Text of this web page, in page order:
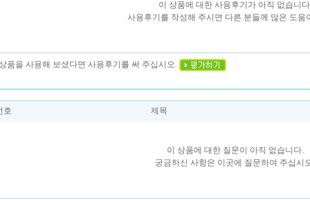
이 상품에 대한 사용후기가 아직 없습니
사용후기를 작성해 주시면 다른 분들께 많은 도움
품을 사용해 보셨다면 사용후기를 써 주십시오.
호 제목
이 상품에 대한 질문이 아직 없습니다.
궁금하신 사항은 이곳에 질문하여 주십시